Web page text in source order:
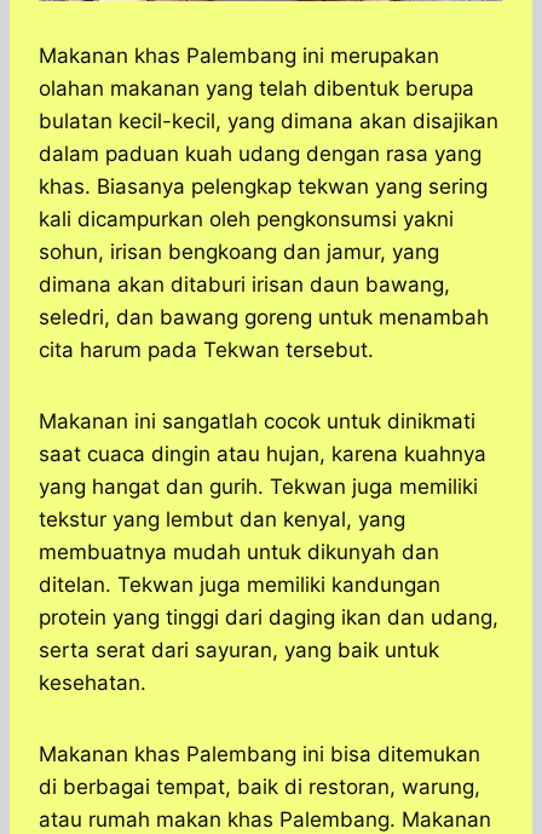
Makanan khas Palembang ini merupakan
olahan makanan yang telah dibentuk berupa
bulatan kecil-kecil, yang dimana akan disajikan
dalam paduan kuah udang dengan rasa yang
khas. Biasanya pelengkap tekwan yang sering
kali dicampurkan oleh pengkonsumsi yakni
sohun, irisan bengkoang dan jamur, yang
dimana akan ditaburi irisan daun bawang,
seledri, dan bawang goreng untuk menambah
cita harum pada Tekwan tersebut.
Makanan ini sangatlah cocok untuk dinikmati
saat cuaca dingin atau hujan, karena kuahnya
yang hangat dan gurih. Tekwan juga memiliki
tekstur yang lembut dan kenyal, yang
membuatnya mudah untuk dikunyah dan
ditelan. Tekwan juga memiliki kandungan
protein yang tinggi dari daging ikan dan udang,
serta serat dari sayuran, yang baik untuk
kesehatan.
Makanan khas Palembang ini bisa ditemukan
di berbagai tempat, baik di restoran, warung,
atau rumah makan khas Palembang. Makanan